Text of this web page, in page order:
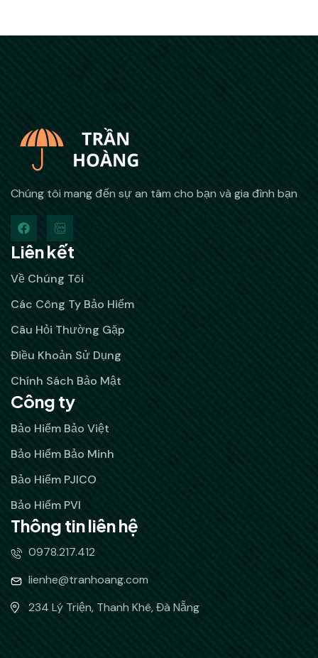
Chúng tôi mang đến sự an tâm cho bạn và gia đình bạn
Liên kết
Về Chúng Tôi
Các Công Ty Bảo Hiểm
Câu Hỏi Thường Gặp
Điều Khoản Sử Dụng
Chính Sách Bảo Mật
Công ty
Bảo Hiểm Bảo Việt
Bảo Hiểm Bảo Minh
Bảo Hiểm PJICO
Bảo Hiểm PVI
Thông tin liên hệ
0978.217.412
lienhe@tranhoang.com
234 Lý Triện, Thanh Khê, Đà Nẵng